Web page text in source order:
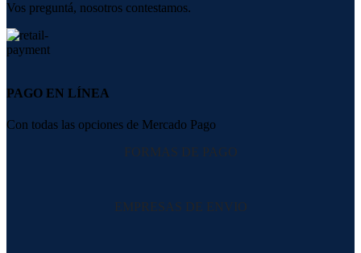
Vos preguntá, nosotros contestamos.
PAGO EN LÍNEA
Con todas las opciones de Mercado Pago
FORMAS DE PAGO
EMPRESAS DE ENVIO